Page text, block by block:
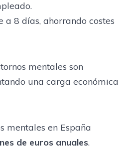
a 8 días, ahorrando costes
mentales son
una carga económica
mentales en España
de euros anuales.